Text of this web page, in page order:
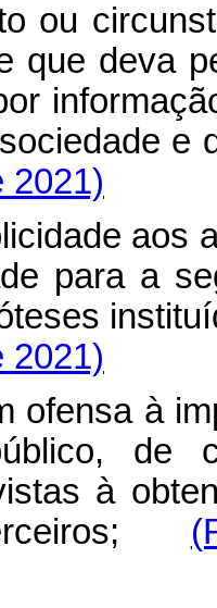
ou
que deva
2021)
aos
para a
2021)
ofensa à
de
à